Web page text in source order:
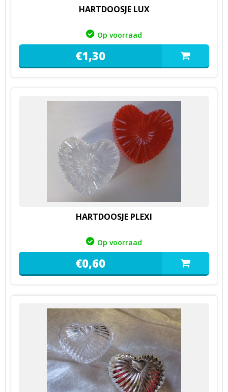
HARTDOOSJE LUX
Op voorraad
€1,30
HARTDOOSJE PLEXI
Op voorraad
€0,60